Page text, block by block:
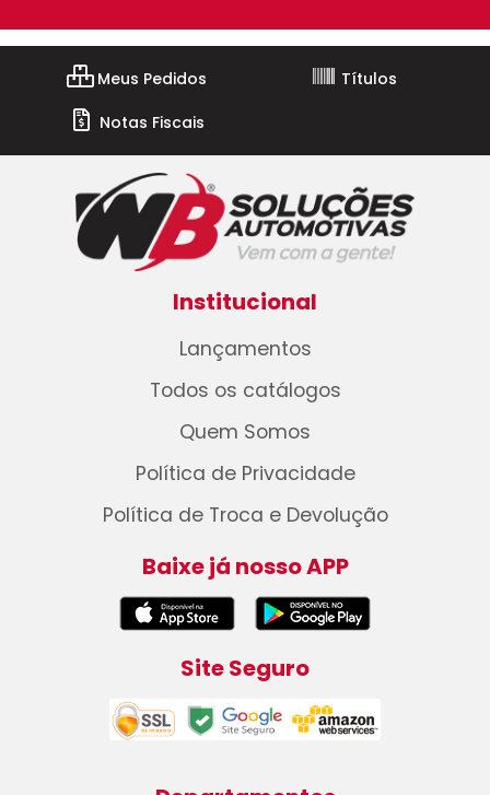
Meus Pedidos
Títulos
Notas Fiscais
Institucional
Lançamentos
Todos os catálogos
Quem Somos
Política de Privacidade
Política de Troca e Devolução
Baixe já nosso APP
Site Seguro